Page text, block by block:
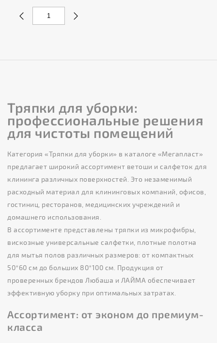
Тряпки для уборки:
профессиональные решения
для чистоты помещений
Категория «Тряпки для уборки» в каталоге «Мегапласт»
предлагает широкий ассортимент ветоши и салфеток для
клининга различных поверхностей. Это незаменимый
расходный материал для клининговых компаний, офисов,
гостиниц, ресторанов, медицинских учреждений и
домашнего использования.
В ассортименте представлены тряпки из микрофибры,
вискозные универсальные салфетки, плотные полотна
для мытья полов различных размеров: от компактных
50*60 см до больших 80*100 см. Продукция от
проверенных брендов Любаша и ЛАЙМА обеспечивает
эффективную уборку при оптимальных затратах.
Ассортимент: от эконом до премиум-
класса